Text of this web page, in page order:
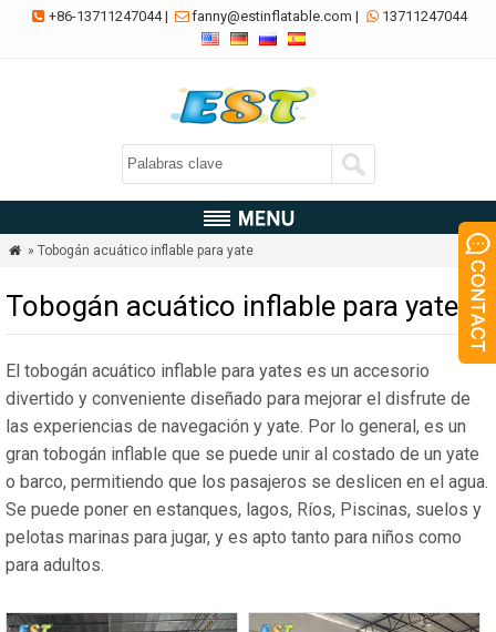
 +86-13711247044| fanny@estinflatable.com |  13711247044
 » Tobogán acuático inflable para yate
Tobogán acuático inflable para yate
El tobogán acuático inflable para yates es un accesorio
divertido y conveniente diseñado para mejorar el disfrute de
las experiencias de navegación y yate. Por lo general, es un
gran tobogán inflable que se puede unir al costado de un yate
o barco, permitiendo que los pasajeros se deslicen en el agua.
Se puede poner en estanques, lagos, Ríos, Piscinas, suelos y
pelotas marinas para jugar, y es apto tanto para niños como
para adultos.